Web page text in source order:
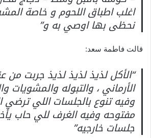
اغلب اطباق اللحوم و خاصة
نحظى بها اوصي به و”
قالت فاطمة سعد:
“الأكل لذيذ لذيذ لذيذ جربت من
الأرماني ، والتبوله والمشويات
وفيه تنوع بالجلسات اللي ترضي
مفتوحه وفيه الغرف للي حاب
جلسات خارجيه”